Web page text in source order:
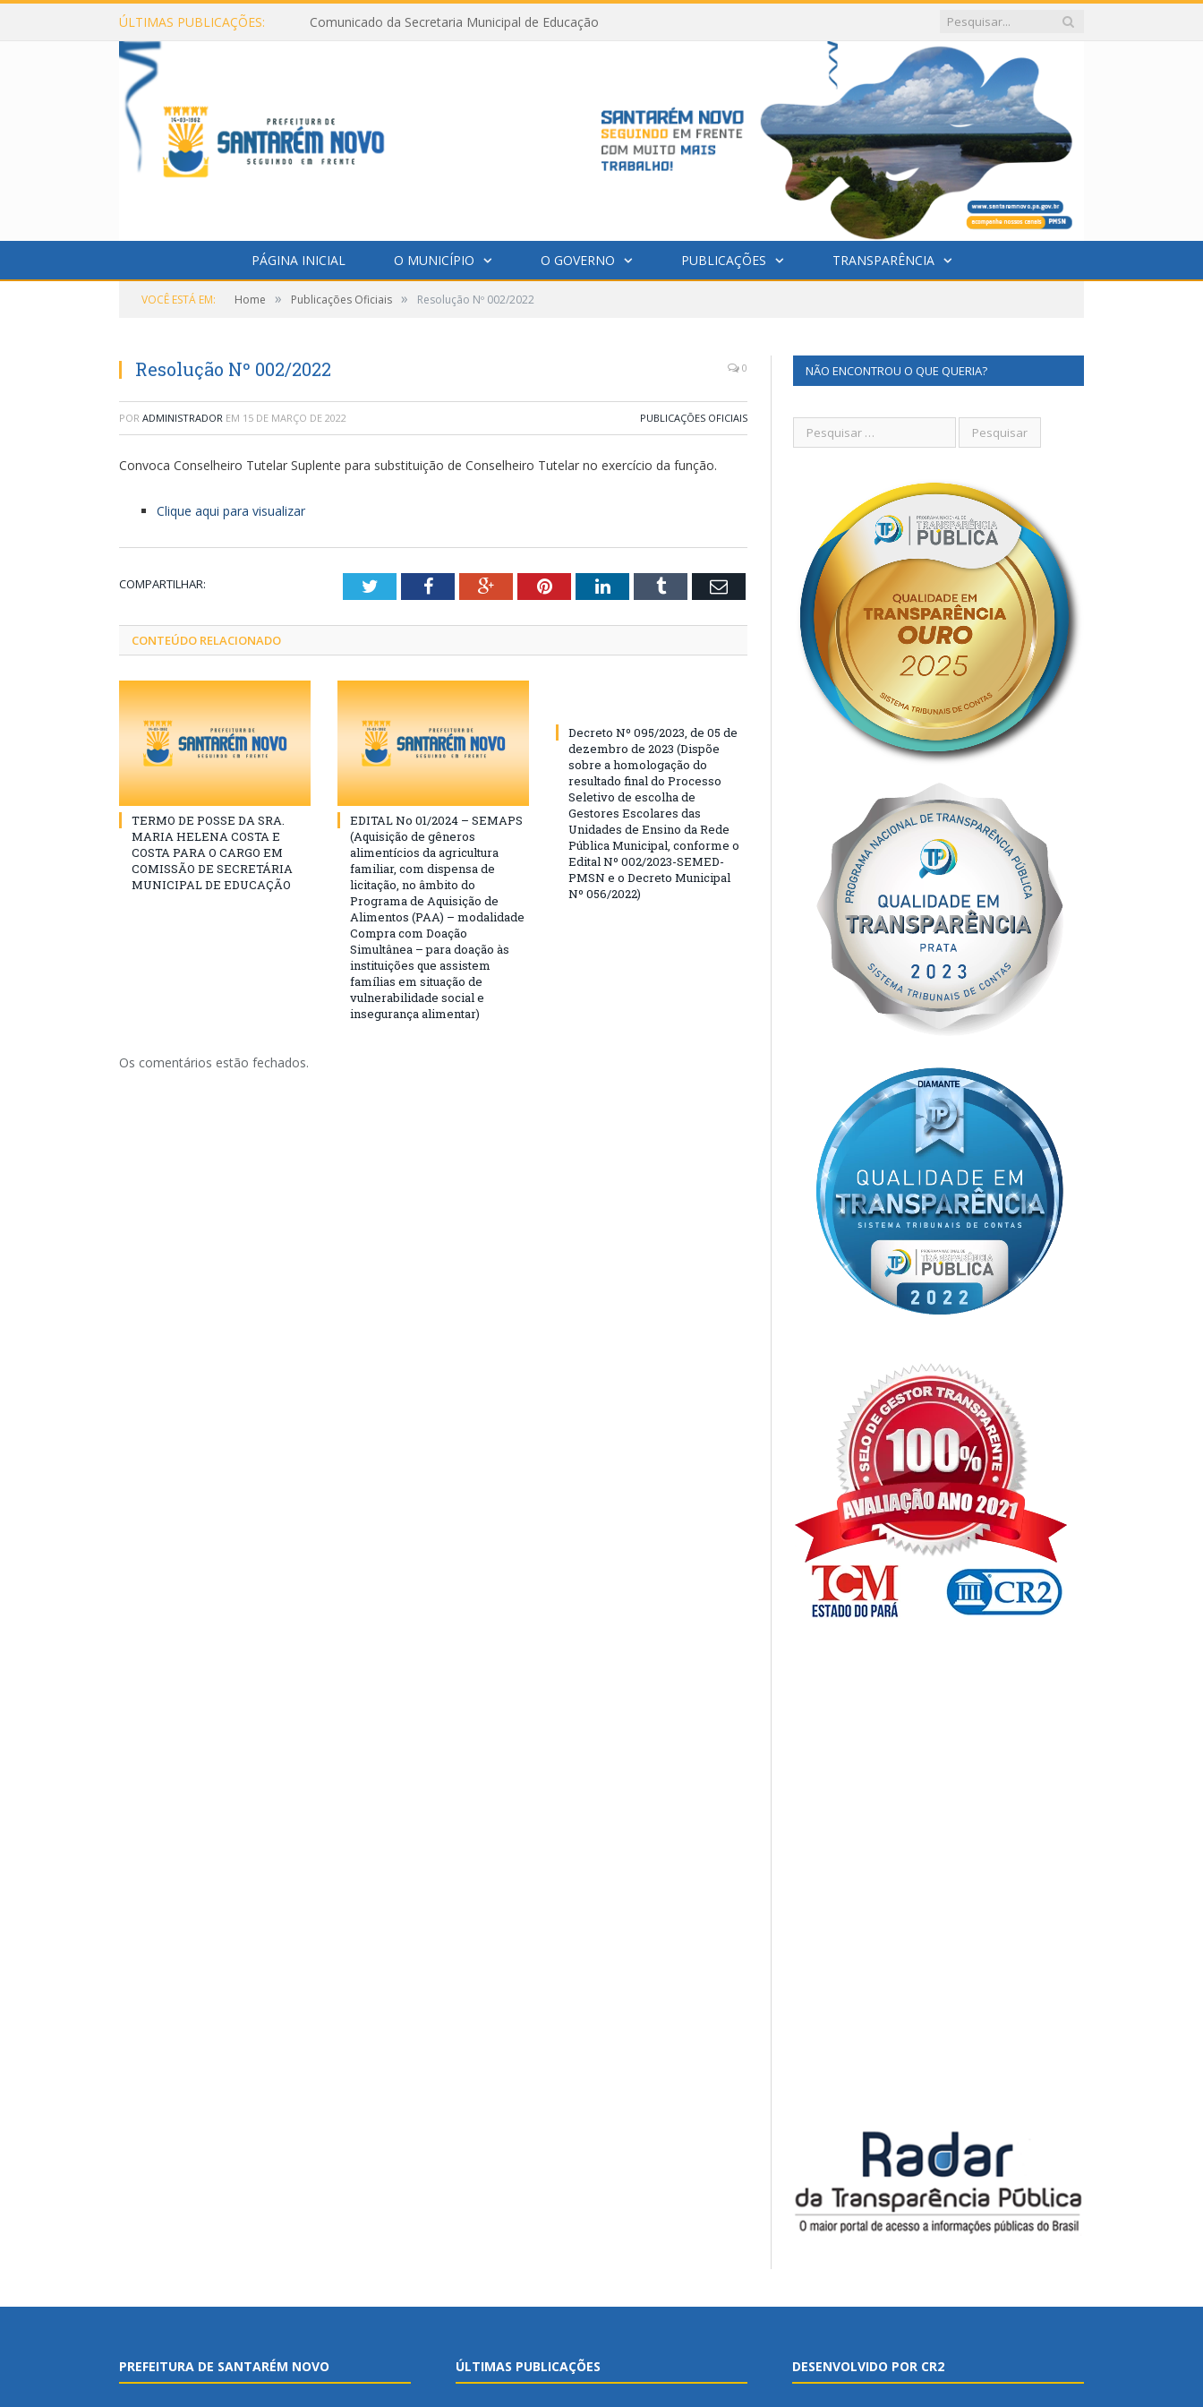
ÚLTIMAS PUBLICAÇÕES: Comunicado da Secretaria Municipal de Educação
PÁGINA INICIAL O MUNICÍPIO O GOVERNO PUBLICAÇÕES TRANSPARÊNCIA
VOCÊ ESTÁ EM: Home » Publicações Oficiais » Resolução Nº 002/2022
Resolução Nº 002/2022 0
POR ADMINISTRADOR EM 15 DE MARÇO DE 2022 PUBLICAÇÕES OFICIAIS
Convoca Conselheiro Tutelar Suplente para substituição de Conselheiro Tutelar no exercício da função.
Clique aqui para visualizar
COMPARTILHAR: TwitterFacebookGoogle+PinterestLinkedInTumblr Email
CONTEÚDO RELACIONADO
TERMO DE POSSE DA SRA.
MARIA HELENA COSTA E
COSTA PARA O CARGO EM
COMISSÃO DE SECRETÁRIA
MUNICIPAL DE EDUCAÇÃO
EDITAL No 01/2024 – SEMAPS
(Aquisição de gêneros
alimentícios da agricultura
familiar, com dispensa de
licitação, no âmbito do
Programa de Aquisição de
Alimentos (PAA) – modalidade
Compra com Doação
Simultânea – para doação às
instituições que assistem
famílias em situação de
vulnerabilidade social e
insegurança alimentar)
Decreto Nº 095/2023, de 05 de
dezembro de 2023 (Dispõe
sobre a homologação do
resultado final do Processo
Seletivo de escolha de
Gestores Escolares das
Unidades de Ensino da Rede
Pública Municipal, conforme o
Edital Nº 002/2023-SEMED-
PMSN e o Decreto Municipal
Nº 056/2022)
Os comentários estão fechados.
NÃO ENCONTROU O QUE QUERIA?
PREFEITURA DE SANTARÉM NOVO ÚLTIMAS PUBLICAÇÕES DESENVOLVIDO POR CR2